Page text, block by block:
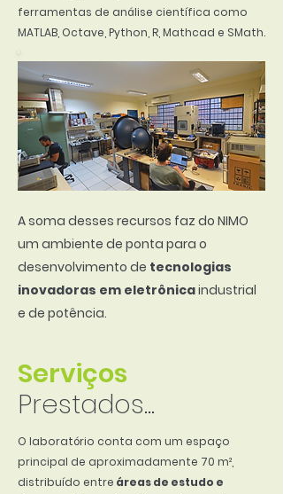
ferramentas de análise científica como
MATLAB, Octave, Python, R, Mathcad e SMath.
A soma desses recursos faz do NIMO
um ambiente de ponta para o
desenvolvimento de tecnologias
inovadoras em eletrônicaindustrial
e de potência.
Serviços
Prestados...
O laboratório conta com um espaço
principal de aproximadamente 70 m²,
distribuído entre áreas de estudo e